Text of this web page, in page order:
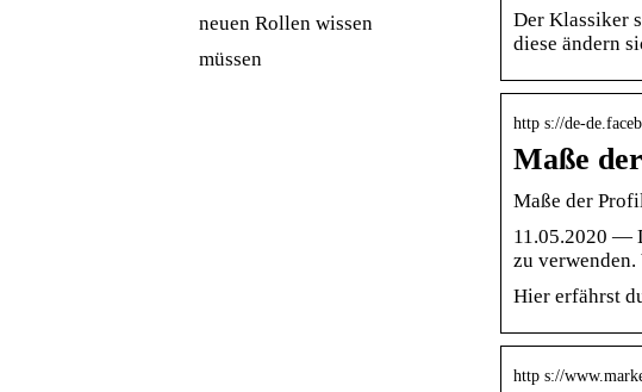
Der Klassiker
diese ändern
http s://de-
Maße
Maße der
11.05.2020 —
zu
Hier erfährst
http s://
neuen Rollen wissen
müssen